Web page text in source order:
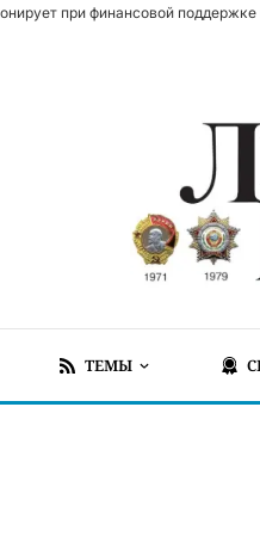
при финансовой
ТЕМЫ